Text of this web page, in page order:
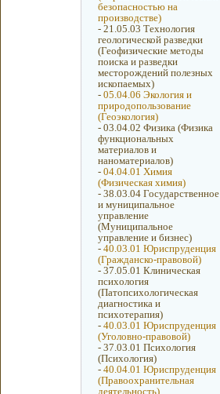
безопасностью на
производстве)
- 21.05.03 Технология
геологической разведки
(Геофизические методы
поиска и разведки
месторождений полезных
ископаемых)
- 05.04.06 Экология и
природопользование
(Геоэкология)
- 03.04.02 Физика (Физика
функциональных
материалов и
наноматериалов)
- 04.04.01 Химия
(Физическая химия)
- 38.03.04 Государственное
и муниципальное
управление
(Муниципальное
управление и бизнес)
- 40.03.01 Юриспруденция
(Гражданско-правовой)
- 37.05.01 Клиническая
психология
(Патопсихологическая
диагностика и
психотерапия)
- 40.03.01 Юриспруденция
(Уголовно-правовой)
- 37.03.01 Психология
(Психология)
- 40.04.01 Юриспруденция
(Правоохранительная
деятельность)